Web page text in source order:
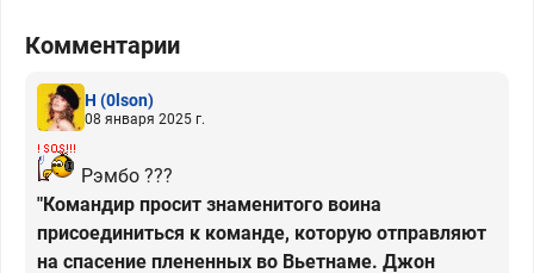
Комментарии
H (0lson)
08 января 2025 г.
Рэмбо ???
"Командир просит знаменитого воина
присоединиться к команде, которую отправляют
на спасение плененных во Вьетнаме. Джон